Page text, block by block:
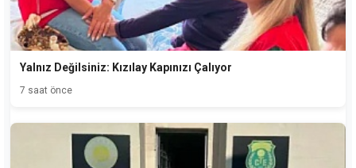
Yalnız Değilsiniz: Kızılay Kapınızı Çalıyor
7 saat önce